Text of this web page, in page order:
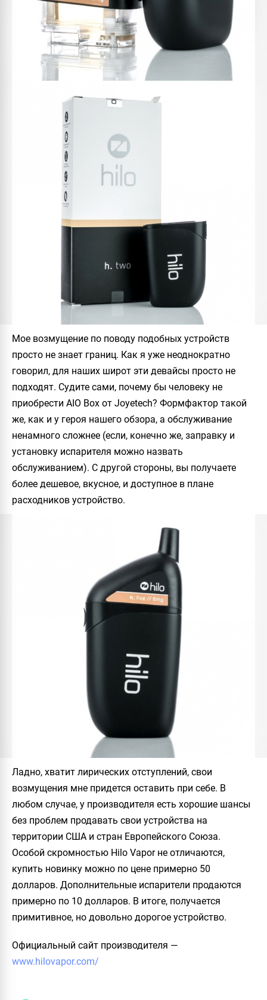
Мое возмущение по поводу подобных устройств
просто не знает границ. Как я уже неоднократно
говорил, для наших широт эти девайсы просто не
подходят. Судите сами, почему бы человеку не
приобрести AIO Box от Joyetech? Формфактор такой
же, как и у героя нашего обзора, а обслуживание
ненамного сложнее (если, конечно же, заправку и
установку испарителя можно назвать
обслуживанием). С другой стороны, вы получаете
более дешевое, вкусное, и доступное в плане
расходников устройство.
Ладно, хватит лирических отступлений, свои
возмущения мне придется оставить при себе. В
любом случае, у производителя есть хорошие шансы
без проблем продавать свои устройства на
территории США и стран Европейского Союза.
Особой скромностью Hilo Vaporне отличаются,
купить новинку можно по цене примерно 50
долларов. Дополнительные испарители продаются
примерно по 10 долларов. В итоге, получается
примитивное, но довольно дорогое устройство.
Официальный сайт производителя —
www.hilovapor.com/